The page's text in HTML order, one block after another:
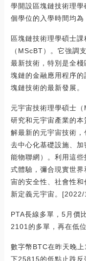
學開設區塊鏈技術理
個學位的入學時間均為
區塊鏈技術理學碩士
（MScBT）。它強調
最新技術，特別是全
塊鏈的金融應用程序
塊鏈技術的最新發展。
元宇宙技術理學碩士
研究和元宇宙產業的
解最新的元宇宙技術，
去中心化基礎設施、
能物聯網）。利用這
式體驗，彌合現實世
宙的安全性、社會性
新定義元宇宙。
PTA長線多單，5月價
2101的多單，再在低
數字幣BTC在昨天晚
下25815的低點止跌反